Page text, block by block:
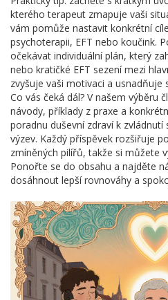
kterého terapeut zmapuje vaši
vám pomůže nastavit konkrétní
psychoterapii, EFT nebo koučink.
očekávat individuální plán, který
nebo kratičké EFT sezení mezi
zvyšuje vaši motivaci a usnadňuje
Co vás čeká dál? V našem výběru
návody, příklady z praxe a
poradnu duševní zdraví k
výzev. Každý příspěvek rozšiřuje
zmíněných pilířů, takže si můžete
Ponořte se do obsahu a najděte
dosáhnout lepší rovnováhy a